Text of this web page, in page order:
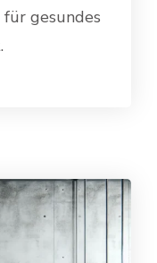
gesundes